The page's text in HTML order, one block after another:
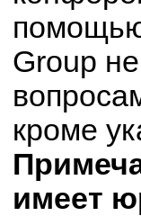
Group
кроме
имеет